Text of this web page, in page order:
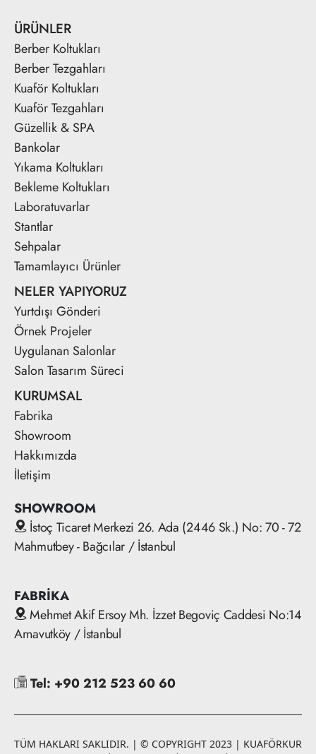
ÜRÜNLER
Berber Koltukları
Berber Tezgahları
Kuaför Koltukları
Kuaför Tezgahları
Güzellik & SPA
Bankolar
Yıkama Koltukları
Bekleme Koltukları
Laboratuvarlar
Stantlar
Sehpalar
Tamamlayıcı Ürünler
NELER YAPIYORUZ
Yurtdışı Gönderi
Örnek Projeler
Uygulanan Salonlar
Salon Tasarım Süreci
KURUMSAL
Fabrika
Showroom
Hakkımızda
İletişim
SHOWROOM
İstoç Ticaret Merkezi 26. Ada (2446 Sk.) No: 70 - 72
Mahmutbey - Bağcılar / İstanbul
FABRİKA
Mehmet Akif Ersoy Mh. İzzet Begoviç Caddesi No:14
Arnavutköy / İstanbul
Tel: +90 212 523 60 60
TÜM HAKLARI SAKLIDIR. | © COPYRIGHT 2023 | KUAFÖRKUR